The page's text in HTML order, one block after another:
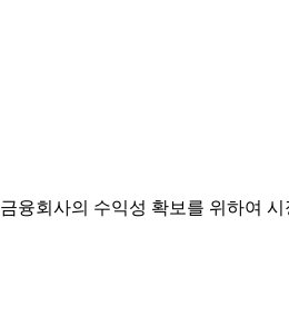
융회사의 수익성 확보를 위하여